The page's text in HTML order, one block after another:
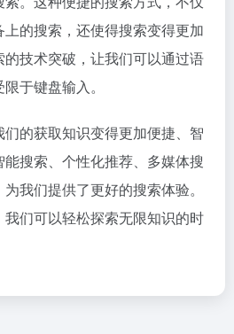
的搜索，还使得搜索变得更加
技术突破，让我们可以通过语
于键盘输入。
的获取知识变得更加便捷、智
搜索、个性化推荐、多媒体搜
我们提供了更好的搜索体验。
们可以轻松探索无限知识的时